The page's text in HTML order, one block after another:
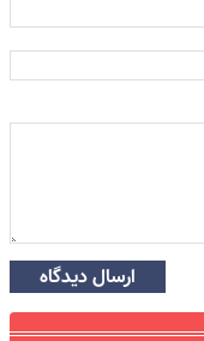
ارسال دیدگاه